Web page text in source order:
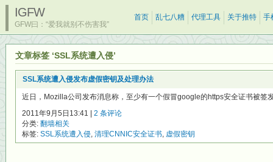
IGFW
GFW曰：“爱我就别不伤害我”
首页 乱七八糟 代理工具 关于推特 手
文章标签 ‘SSL系统遭入侵’
SSL系统遭入侵发布虚假密钥及处理办法
近日，Mozilla公司发布消息称，至少有一个假冒google的https安全证书被签
2011年9月5日13:41 | 2 条评论
分类: 翻墙相关
标签: SSL系统遭入侵, 清理CNNIC安全证书, 虚假密钥